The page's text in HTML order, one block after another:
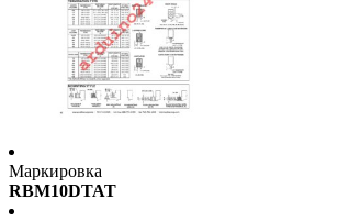
Маркировка
RBM10DTAT